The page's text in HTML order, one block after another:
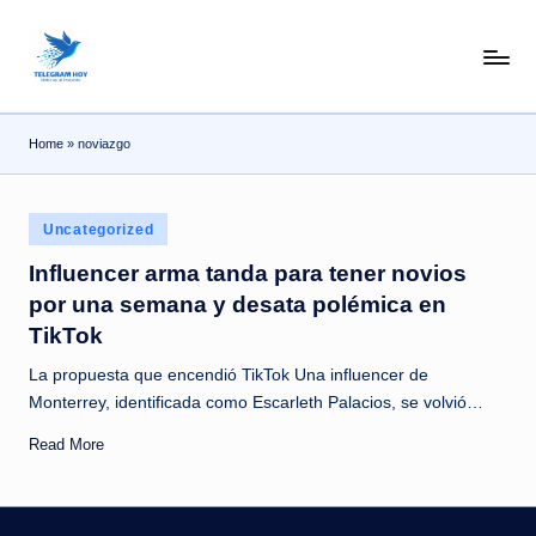
N
o
T
T
e
l
e
|
N
ti
Home » noviazgo
Posted
in
Uncategorized
Influencer arma tanda para tener novios
por una semana y desata polémica en
TikTok
La propuesta que encendió TikTok Una influencer de
Monterrey, identificada como Escarleth Palacios, se volvió…
Read More